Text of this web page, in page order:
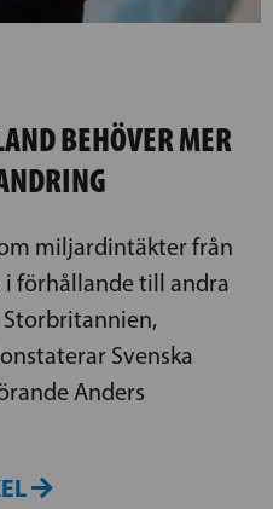
BEHÖVER MER
miljardintäkter från
förhållande till andra
Svenska
Anders